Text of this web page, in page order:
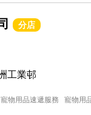
分店
工業邨
寵物用品速遞服務 寵物用